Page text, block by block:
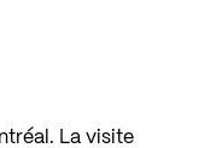
La visite